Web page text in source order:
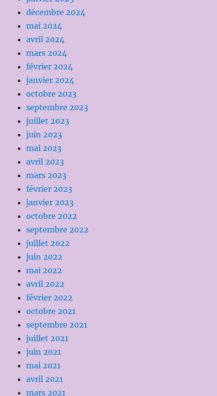
décembre 2024
mai 2024
avril 2024
mars 2024
février 2024
janvier 2024
octobre 2023
septembre 2023
juillet 2023
juin 2023
mai 2023
avril 2023
mars 2023
février 2023
janvier 2023
octobre 2022
septembre 2022
juillet 2022
juin 2022
mai 2022
avril 2022
février 2022
octobre 2021
septembre 2021
juillet 2021
juin 2021
mai 2021
avril 2021
mars 2021